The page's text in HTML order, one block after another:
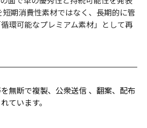
短期消費性素材ではなく、長期的に管
環可能なプレミアム素材」として再
無断で複製、公衆送信 、翻案、配布
ています。